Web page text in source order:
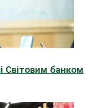
Світовим банком